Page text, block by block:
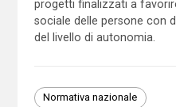
progetti finalizzati a
sociale delle persone con
del livello di autonomia.
Normativa nazionale